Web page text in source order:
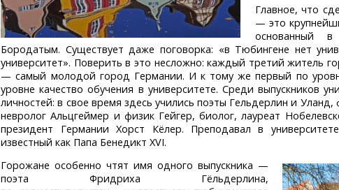
Главное, что
— это
основанный
Бородатым. Существует даже поговорка: «в Тюбингене нет
университет». Поверить в это несложно: каждый третий житель
— самый молодой город Германии. И к тому же первый по
уровне качество обучения в университете. Среди выпускников
личностей: в свое время здесь учились поэты Гельдерлин и
невролог Альцгеймер и физик Гейгер, биолог, лауреат
президент Германии Хорст Кёлер. Преподавал в
известный как Папа Бенедикт XVI.
Горожане особенно чтят имя одного выпускника —
поэта Фридриха Гёльдерлина,